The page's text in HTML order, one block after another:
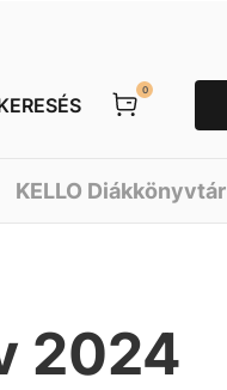
0
KELLO Diákkönyvtár
2024